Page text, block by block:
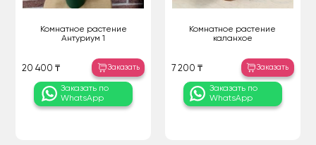
Комнатное растение
Антуриум 1
20 400 ₸ Заказать
Заказать по
WhatsApp
Комнатное растение
каланхое
7 200 ₸ Заказать
Заказать по
WhatsApp